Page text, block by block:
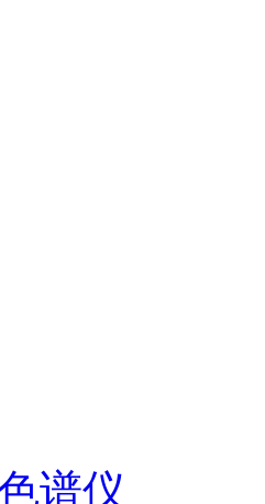
谱仪